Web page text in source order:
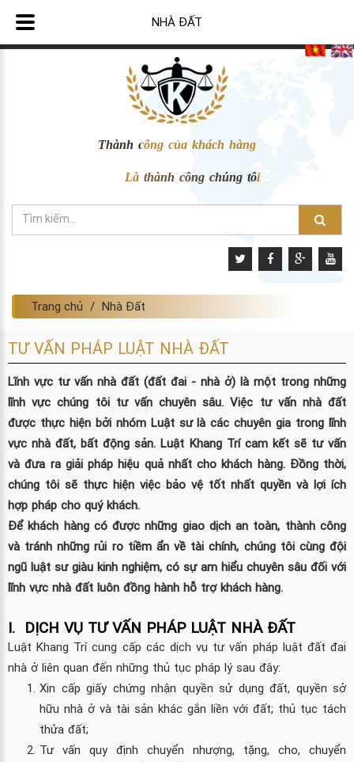
Thành công của khách hàng
Là thành công chúng tôi
Trang chủ Nhà Đất
TƯ VẤN PHÁP LUẬT NHÀ ĐẤT
Lĩnh vực tư vấn nhà đất (đất đai - nhà ở) là một trong những
lĩnh vực chúng tôi tư vấn chuyên sâu. Việc tư vấn nhà đất
được thực hiện bởi nhóm Luật sư là các chuyên gia trong lĩnh
vực nhà đất, bất động sản. Luật Khang Trí cam kết sẽ tư vấn
và đưa ra giải pháp hiệu quả nhất cho khách hàng. Đồng thời,
chúng tôi sẽ thực hiện việc bảo vệ tốt nhất quyền và lợi ích
hợp pháp cho quý khách.
Để khách hàng có được những giao dịch an toàn, thành công
và tránh những rủi ro tiềm ẩn về tài chính, chúng tôi cùng đội
ngũ luật sư giàu kinh nghiệm, có sự am hiểu chuyên sâu đối với
lĩnh vực nhà đất luôn đồng hành hỗ trợ khách hàng.
I. DỊCH VỤ TƯ VẤN PHÁP LUẬT NHÀ ĐẤT
Luật Khang Trí cung cấp các dịch vụ tư vấn pháp luật đất đai
nhà ở liên quan đến những thủ tục pháp lý sau đây:
Xin cấp giấy chứng nhận quyền sử dụng đất, quyền sở
hữu nhà ở và tài sản khác gắn liền với đất; thủ tục tách
thửa đất;
Tư vấn quy định chuyển nhượng, tặng, cho, chuyển
NHÀ ĐẤT